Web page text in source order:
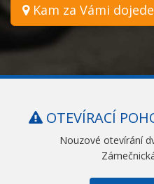
Kam za Vámi
OTEVÍRACÍ
Nouzové otevírání